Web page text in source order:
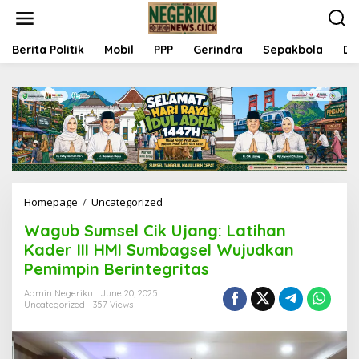
t
Berita Politik Mobil PPP Gerindra Sepakbola
Homepage / Uncategorized
g
u
b
S
e
l
Wagub Sumsel Cik Ujang: Latihan
Kader III HMI Sumbagsel Wujudkan
Pemimpin Berintegritas
Admin Negeriku
June 20, 2025
Uncategorized
357 Views